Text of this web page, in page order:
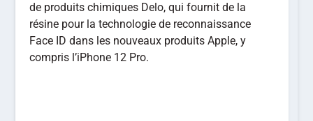
de produits chimiques Delo, qui fournit de la
résine pour la technologie de reconnaissance
Face ID dans les nouveaux produits Apple, y
compris l’iPhone 12 Pro.